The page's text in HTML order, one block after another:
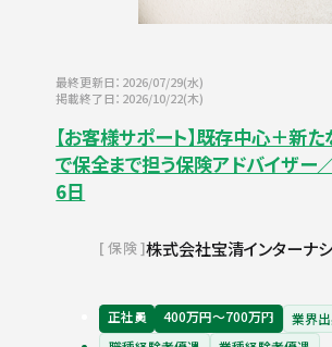
最終更新日：2026/07/29(水)
掲載終了日：2026/10/22(木)
【お客様サポート】既存中心＋新た
で保全まで担う保険アドバイザー
6日
保険 株式会社宝清インターナ
正社員 400万円〜700万円
業界